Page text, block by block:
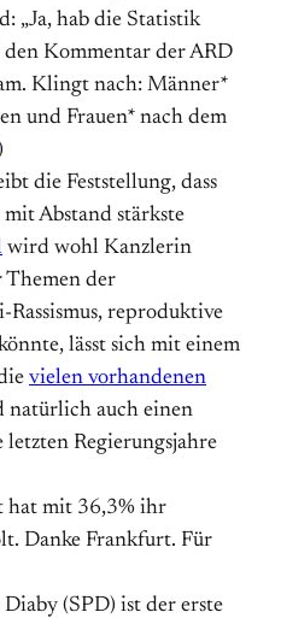
„Ja, hab die Statistik
den Kommentar der ARD
Klingt nach: Männer*
und Frauen* nach dem
)
die Feststellung, dass
Abstand stärkste
wird wohl Kanzlerin
Themen der
reproduktive
lässt sich mit einem
vielen vorhandenen
natürlich auch einen
Regierungsjahre
hat mit 36,3% ihr
Danke Frankfurt. Für
(SPD) ist der erste